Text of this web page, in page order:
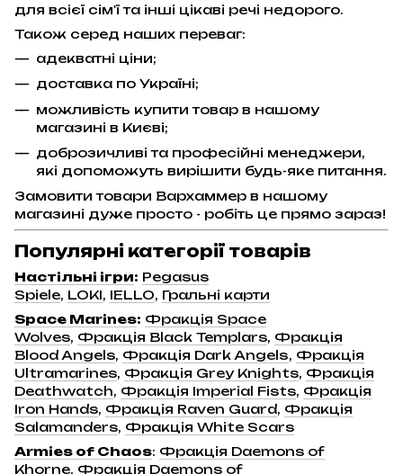
для всієї сім'ї та інші цікаві речі недорого.
Також серед наших переваг:
адекватні ціни;
доставка по Україні;
можливість купити товар в нашому
магазині в Києві;
доброзичливі та професійні менеджери,
які допоможуть вирішити будь-яке питання.
Замовити товари Вархаммер в нашому
магазині дуже просто - робіть це прямо зараз!
Популярні категорії товарів
Настільні ігри: Pegasus
Spiele, LOKI, IELLO, Гральні карти
Space Marines: Фракція Space
Wolves, Фракція Black Templars, Фракція
Blood Angels, Фракція Dark Angels, Фракція
Ultramarines, Фракція Grey Knights, Фракція
Deathwatch, Фракція Imperial Fists, Фракція
Iron Hands, Фракція Raven Guard, Фракція
Salamanders, Фракція White Scars
Armies of Chaos: Фракція Daemons of
Khorne, Фракція Daemons of